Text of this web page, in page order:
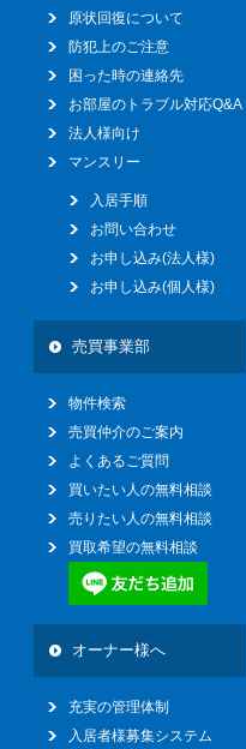
原状回復について
防犯上のご注意
困った時の連絡先
お部屋のトラブル対応Q&A
法人様向け
マンスリー
入居手順
お問い合わせ
お申し込み(法人様)
お申し込み(個人様)
売買事業部
物件検索
売買仲介のご案内
よくあるご質問
買いたい人の無料相談
売りたい人の無料相談
買取希望の無料相談
オーナー様へ
充実の管理体制
入居者様募集システム